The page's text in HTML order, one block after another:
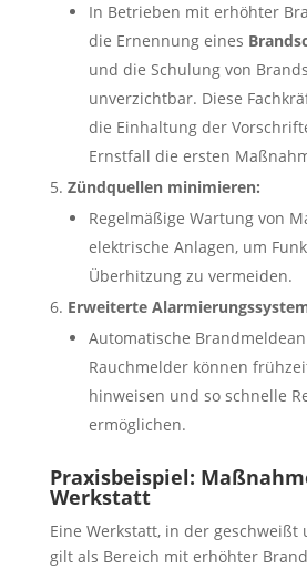
In Betrieben mit erhöhter
die Ernennung eines
und die Schulung von
unverzichtbar. Diese
die Einhaltung der
Ernstfall die ersten
Zündquellen minimieren:
Regelmäßige Wartung von
elektrische Anlagen, um
Überhitzung zu vermeiden.
Erweiterte
Automatische
Rauchmelder können
hinweisen und so schnelle
ermöglichen.
Praxisbeispiel:
Werkstatt
Eine Werkstatt, in der geschweißt
gilt als Bereich mit erhöhter